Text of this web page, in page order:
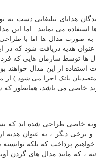
هدایای تبلیغاتی دست به
می نمایند . اما این
به صورت مدال ها اما با
هدیه دریافت شود که در
ها توسط سازمان هایی که
از این مدال خواهند
بانک اجرا می شود ) از
خاصی می باشد، همانطور
خاصی طراحی شده اند که
و برخی دیگر ، به عنوان هدیه
پرداخت که بلکه توانسته
، که مانند مدال های گردن